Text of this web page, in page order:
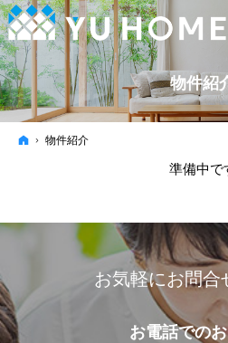
物件紹
ホーム
物件紹介
準備中で
お気軽にお問合
お電話での